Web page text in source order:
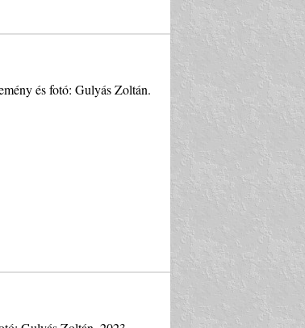
és fotó: Gulyás Zoltán.